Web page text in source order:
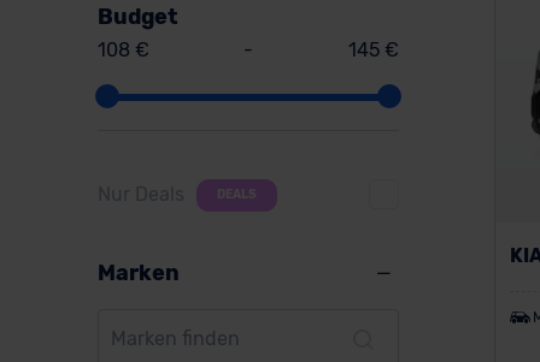
Budget
108 € - 145 €
Nur Deals DEALS
Marken